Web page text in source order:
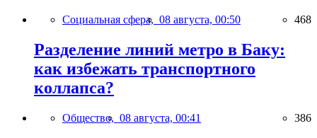
Социальная сфера, 08 августа, 00:50 468
Разделение линий метро в Баку:
как избежать транспортного
коллапса?
Общество, 08 августа, 00:41 386